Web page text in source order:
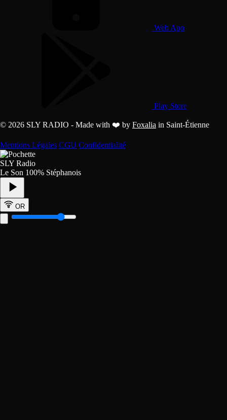
Web App
Play Store
© 2026 SLY RADIO - Made with ❤️ by Foxalia in Saint-Étienne
Mentions Légales CGU Confidentialité
SLY Radio
Le Son 100% Stéphanois
OR